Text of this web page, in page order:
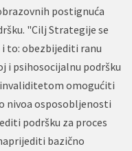
postignuća
"Cilj Strategije se
to: obezbijediti ranu
i psihosocijalnu podršku
omogućiti
nivoa osposobljenosti
podršku za proces
bazično